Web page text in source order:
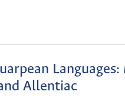
Allentiac